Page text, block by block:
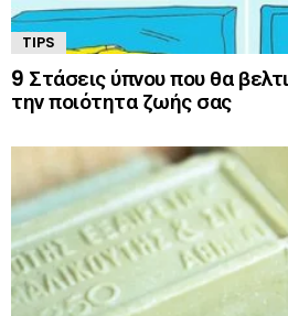
TIPS
9 Στάσεις ύπνου που θα
την ποιότητα ζωής σας